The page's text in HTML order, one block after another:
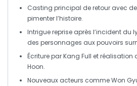
Casting principal de retour avec
pimenter l’histoire.
Intrigue reprise après l’incident du
des personnages aux pouvoirs
Écriture parKang Full et réalisation
Hoon.
Nouveaux acteurs commeWon